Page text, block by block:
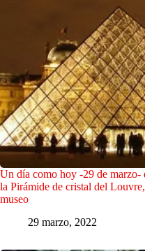
Un día como hoy -29 de marzo-
la Pirámide de cristal del
museo
29 marzo, 2022